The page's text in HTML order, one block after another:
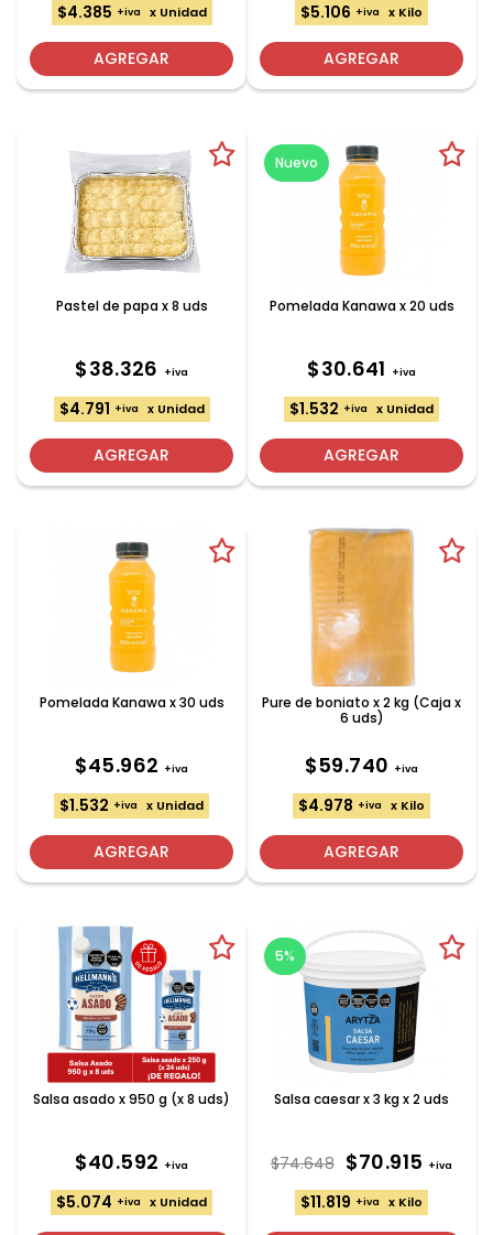
$4.385 +iva x Unidad
AGREGAR
$5.106 +iva x Kilo
AGREGAR
Pastel de papa x 8 uds
$38.326 +iva
$4.791 +iva x Unidad
AGREGAR
Nuevo
Pomelada Kanawa x 20 uds
$30.641 +iva
$1.532 +iva x Unidad
AGREGAR
Pomelada Kanawa x 30 uds
$45.962 +iva
$1.532 +iva x Unidad
AGREGAR
Pure de boniato x 2 kg (Caja x
6 uds)
$59.740 +iva
$4.978 +iva x Kilo
AGREGAR
Salsa asado x 950 g (x 8 uds)
$40.592 +iva
$5.074 +iva x Unidad
5%
Salsa caesar x 3 kg x 2 uds
$74.648 $70.915 +iva
$11.819 +iva x Kilo